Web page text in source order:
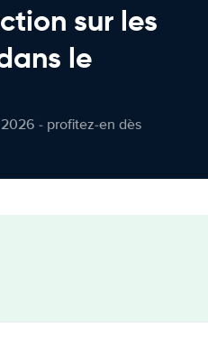
sur les
le
- profitez-en dès